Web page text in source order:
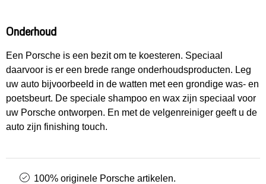
Onderhoud
Een Porsche is een bezit om te koesteren. Speciaal
daarvoor is er een brede range onderhoudsproducten. Leg
uw auto bijvoorbeeld in de watten met een grondige was- en
poetsbeurt. De speciale shampoo en wax zijn speciaal voor
uw Porsche ontworpen. En met de velgenreiniger geeft u de
auto zijn finishing touch.
100% originele Porsche artikelen.